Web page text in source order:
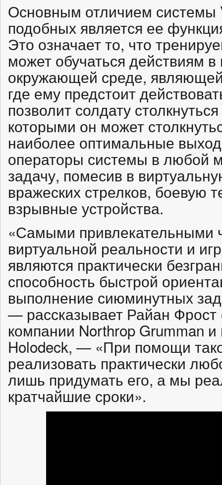
Основным отличием системы
подобных является ее
Это означает то, что
может обучаться действиям в
окружающей среде,
где ему предстоит
позволит солдату
которыми он может
наиболее оптимальные
операторы системы в любой
задачу, помесив в
вражеских стрелков, боевую
взрывные устройства.
«Самыми привлекательными
виртуальной реальности и
являются практически
способность быстрой
выполнение сиюминутных
— рассказывает Райан Фрост
компании Northrop Grumman
Holodeck, — «При помощи
реализовать практически
лишь придумать его, а мы
кратчайшие сроки».